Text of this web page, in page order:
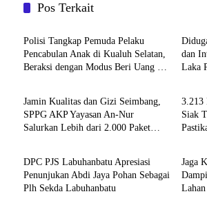
Pos Terkait
Berita
Polisi Tangkap Pemuda Pelaku
Pencabulan Anak di Kualuh Selatan,
Beraksi dengan Modus Beri Uang ke
dan
Laka
Jamin Kualitas dan Gizi Seimbang,
SPPG AKP Yayasan An-Nur
Salurkan Lebih dari 2.000 Paket
3.213
Siak
DPC PJS Labuhanbatu Apresiasi
Penunjukan Abdi Jaya Pohan Sebagai
Plh Sekda Labuhanbatu
Jaga